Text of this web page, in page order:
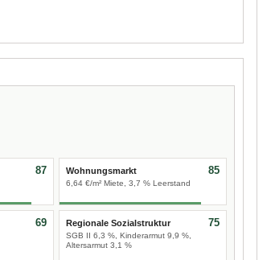
87 Wohnungsmarkt
6,64 €/m² Miete, 3,7 % Leerstand
85
69 Regionale Sozialstruktur
SGB II 6,3 %, Kinderarmut 9,9 %,
Altersarmut 3,1 %
75